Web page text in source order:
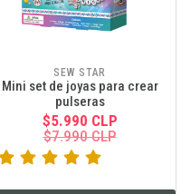
SEW STAR
Mini set de joyas para crear
pulseras
$5.990 CLP
$7.990 CLP